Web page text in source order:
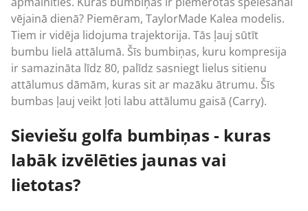
vējainā dienā? Piemēram, TaylorMade Kalea modelis.
Tiem ir vidēja lidojuma trajektorija. Tās ļauj sūtīt
bumbu lielā attālumā. Šīs bumbiņas, kuru kompresija
ir samazināta līdz 80, palīdz sasniegt lielus sitienu
attālumus dāmām, kuras sit ar mazāku ātrumu. Šīs
bumbas ļauj veikt ļoti labu attālumu gaisā (Carry).
Sieviešu golfa bumbiņas - kuras
labāk izvēlēties jaunas vai
lietotas?